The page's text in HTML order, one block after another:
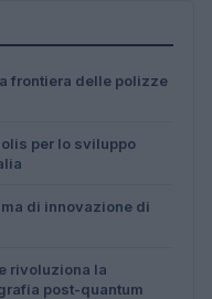
frontiera delle polizze
per lo sviluppo
di innovazione di
rivoluziona la
post-quantum